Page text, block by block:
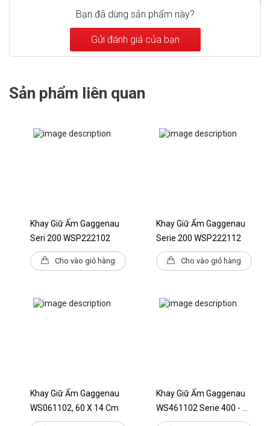
Bạn đã dùng sản phẩm này?
Gửi đánh giá của bạn
Sản phẩm liên quan
Khay Giữ Ấm Gaggenau
Seri 200 WSP222102
Cho vào giỏ hàng
Khay Giữ Ấm Gaggenau
Serie 200 WSP222112
Cho vào giỏ hàng
Khay Giữ Ấm Gaggenau
WS061102, 60 X 14 Cm
Khay Giữ Ấm Gaggenau
WS461102 Serie 400 - 60
X 14 Cm